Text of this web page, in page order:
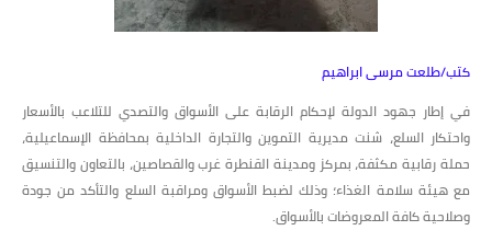
كتب/طلعت مرسى ابراهيم
في إطار جهود الدولة لإحكام الرقابة على الأسواق والتصدي للتلاعب بالأسعار
واحتكار السلع، شنت مديرية التموين والتجارة الداخلية بمحافظة الإسماعيلية،
حملة رقابية مكثفة، بمركز ومدينة القنطرة غرب والقصاصين، بالتعاون والتنسيق
مع هيئة سلامة الغذاء؛ وذلك لضبط الأسواق ومراقبة السلع والتأكد من جودة
وصلاحية كافة المعروضات بالأسواق.